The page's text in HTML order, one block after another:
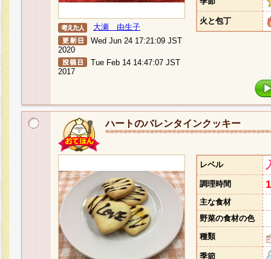
大瀬 由生子
Wed Jun 24 17:21:09 JST
2020
Tue Feb 14 14:47:07 JST
2017
火と包丁
ハートのバレンタインクッキー
レベル
調理時間
主な食材
野菜の食材の色
種類
季節